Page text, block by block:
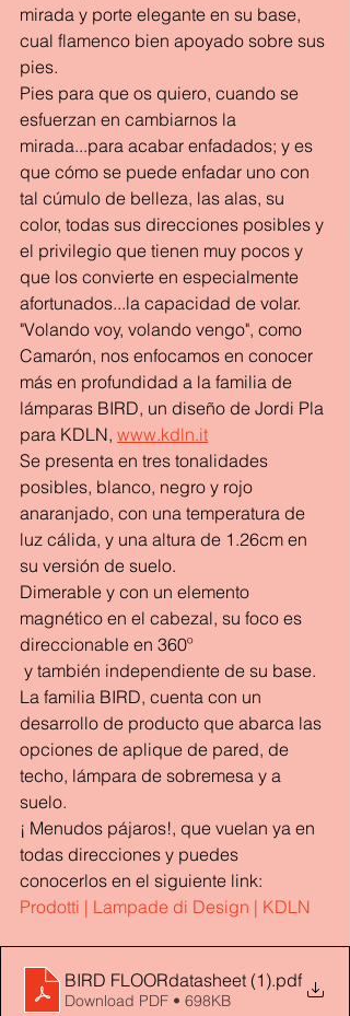
mirada y porte elegante en su base,
cual flamenco bien apoyado sobre sus
pies.
Pies para que os quiero, cuando se
esfuerzan en cambiarnos la
mirada...para acabar enfadados; y es
que cómo se puede enfadar uno con
tal cúmulo de belleza, las alas, su
color, todas sus direcciones posibles y
el privilegio que tienen muy pocos y
que los convierte en especialmente
afortunados...la capacidad de volar.
"Volando voy, volando vengo", como
Camarón, nos enfocamos en conocer
más en profundidad a la familia de
lámparas BIRD, un diseño de Jordi Pla
para KDLN, www.kdln.it
Se presenta en tres tonalidades
posibles, blanco, negro y rojo
anaranjado, con una temperatura de
luz cálida, y una altura de 1.26cm en
su versión de suelo.
Dimerable y con un elemento
magnético en el cabezal, su foco es
direccionable en 360º
y también independiente de su base.
La familia BIRD, cuenta con un
desarrollo de producto que abarca las
opciones de aplique de pared, de
techo, lámpara de sobremesa y a
suelo.
¡ Menudos pájaros!, que vuelan ya en
todas direcciones y puedes
conocerlos en el siguiente link:
Prodotti | Lampade di Design | KDLN
BIRD FLOORdatasheet (1).pdf
Download PDF • 698KB